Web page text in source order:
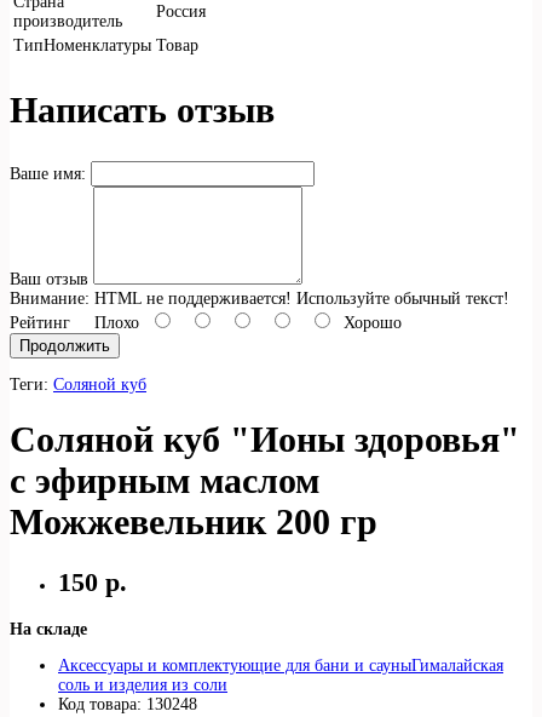
производитель
Россия
ТипНоменклатуры Товар
Написать отзыв
Ваше имя:
Ваш отзыв
Внимание: HTML не поддерживается! Используйте обычный текст!
Рейтинг Плохо
Хорошо
Продолжить
Теги: Cоляной куб
Cоляной куб "Ионы здоровья"
с эфирным маслом
Можжевельник 200 гр
150 р.
На складе
Аксессуары и комплектующие для бани и сауныГималайская
соль и изделия из соли
Код товара: 130248